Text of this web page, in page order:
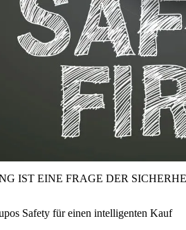
IST EINE FRAGE DER
Safety für einen intelligenten Kauf